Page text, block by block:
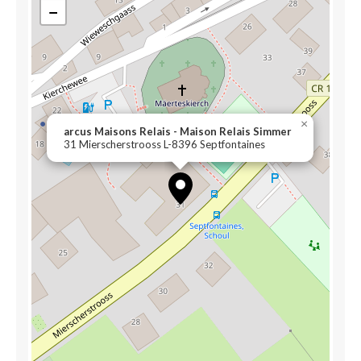
arcus Maisons Relais - Maison Relais Simmer
31 Mierscherstrooss L-8396 Septfontaines
×
−